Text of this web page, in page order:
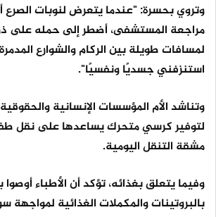
وتروي بحسرة: "عندما يتعرض لنوبات الصرع
مراجعة المستشفى، أضطر إلى حمله على
لمسافات طويلة بين الركام والشوارع
استنزفني جسديًا ونفسيًا".
وتناشد الأم المؤسسات الإنسانية
لتوفير كرسي متحرك يساعدها على نقل
مشقة التنقل اليومية.
وفيما يتعلق بغذائه، تؤكد أن الأطباء
بالبروتينات والمكملات الغذائية لمواجهة